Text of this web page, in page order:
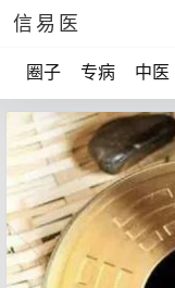
信易医
圈子 专病 中医